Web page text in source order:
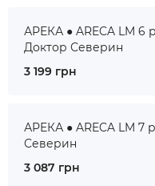
АРЕКА ● ARECA LM 6
Доктор Северин
3 199 грн
АРЕКА ● ARECA LM 7
Северин
3 087 грн